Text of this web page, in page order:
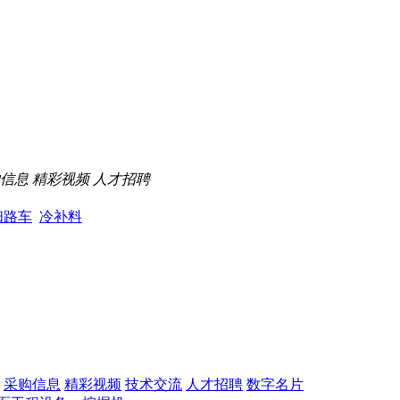
息 精彩视频 人才招聘
路车 冷补料
采购信息 精彩视频 技术交流 人才招聘 数字名片